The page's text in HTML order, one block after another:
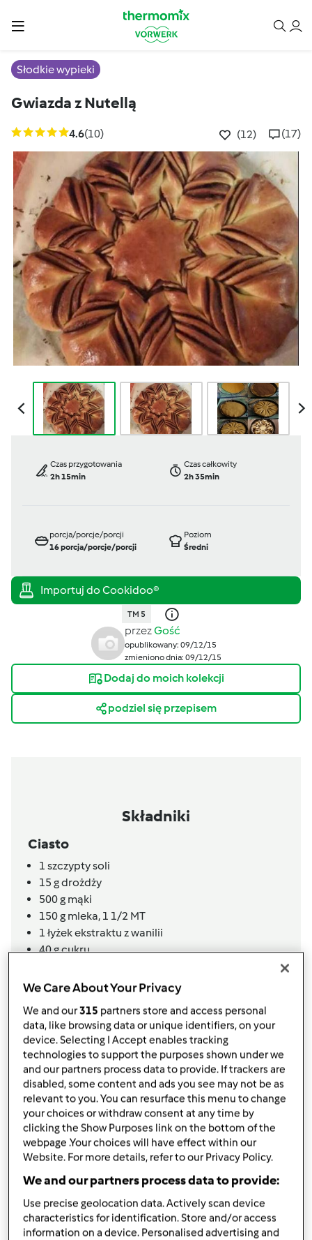
Słodkie wypieki
Gwiazda z Nutellą
4.6(10) (12) (17)
Czas przygotowania
2h 15min
Czas całkowity
2h 35min
porcja/porcje/porcji
16porcja/porcje/porcji
Poziom
Średni
TM 5
przezGość
opublikowany: 09/12/15
zmieniono dnia: 09/12/15
Dodaj do moich kolekcji
podziel się przepisem
Składniki
Ciasto
1 szczyptysoli
15 gdrożdży
500g mąki
150g mleka, 1 1/2 MT
1 łyżekekstraktu z wanilii
40gcukru
1jajko
200gnutelli
Lista zakupów
We Care About Your Privacy
We and our315 partners store and access personal
data, like browsing data or unique identifiers, on your
device. Selecting I Accept enables tracking
technologies to support the purposes shown under we
and our partners process data to provide. If trackers are
disabled, some content and ads you see may not be as
relevant to you. You can resurface this menu to change
your choices or withdraw consent at any time by
clicking the Show Purposes link on the bottom of the
webpage .Your choices will have effect within our
Website. For more details, refer to our Privacy Policy.
We and our partners process data to provide:
Use precise geolocation data. Actively scan device
characteristics for identification. Store and/or access
information on a device. Personalised advertising and